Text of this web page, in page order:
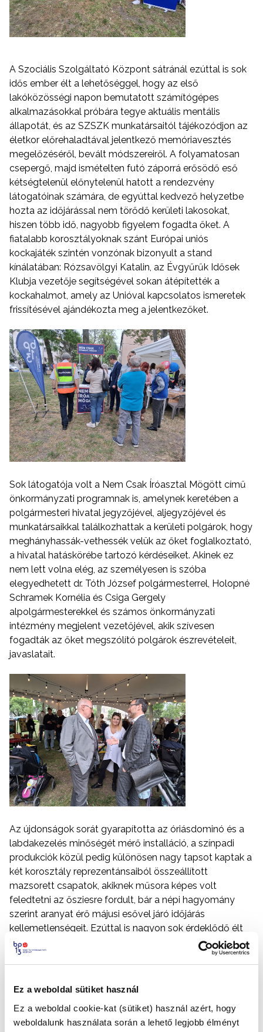
Ez a weboldal sütiket használ
Ez a weboldal cookie-kat (sütiket) használ azért, hogy
weboldalunk használata során a lehető legjobb élményt
A Szociális Szolgáltató Központ sátránál ezúttal is sok
idős ember élt a lehetőséggel, hogy az első
lakóközösségi napon bemutatott számítógépes
alkalmazásokkal próbára tegye aktuális mentális
állapotát, és az SZSZK munkatársaitól tájékozódjon az
életkor előrehaladtával jelentkező memóriavesztés
megelőzéséről, bevált módszereiről. A folyamatosan
csepergő, majd ismételten futó záporrá erősödő eső
kétségtelenül előnytelenül hatott a rendezvény
látogatóinak számára, de egyúttal kedvező helyzetbe
hozta az időjárással nem törődő kerületi lakosokat,
hiszen több idő, nagyobb figyelem fogadta őket. A
fiatalabb korosztályoknak szánt Európai uniós
kockajáték szintén vonzónak bizonyult a stand
kínálatában: Rózsavölgyi Katalin, az Évgyűrűk Idősek
Klubja vezetője segítségével sokan átépítették a
kockahalmot, amely az Unióval kapcsolatos ismeretek
frissítésével ajándékozta meg a jelentkezőket.
Sok látogatója volt a Nem Csak Íróasztal Mögött című
önkormányzati programnak is, amelynek keretében a
polgármesteri hivatal jegyzőjével, aljegyzőjével és
munkatársaikkal találkozhattak a kerületi polgárok, hogy
meghányhassák-vethessék velük az őket foglalkoztató,
a hivatal hatáskörébe tartozó kérdéseiket. Akinek ez
nem lett volna elég, az személyesen is szóba
elegyedhetett dr. Tóth József polgármesterrel, Holopné
Schramek Kornélia és Csiga Gergely
alpolgármesterekkel és számos önkormányzati
intézmény megjelent vezetőjével, akik szívesen
fogadták az őket megszólító polgárok észrevételeit,
javaslatait.
Az újdonságok sorát gyarapította az óriásdominó és a
labdakezelés minőségét mérő installáció, a színpadi
produkciók közül pedig különösen nagy tapsot kaptak a
két korosztály reprezentánsaiból összeállított
mazsorett csapatok, akiknek műsora képes volt
feledtetni az ősziesre fordult, bár a népi hagyomány
szerint aranyat érő májusi esővel járó időjárás
kellemetlenségeit. Ezúttal is nagyon sok érdeklődő élt
az alkalommal, hogy megossza a kerület közrendjével,
közbiztonságával kapcsolatos tapasztalatait a
munkatársaival.